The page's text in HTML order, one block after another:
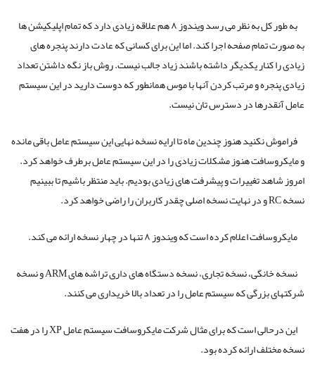
به طور کل به نظر می رسد ویندوز ۸ هم علاقه زیادی دارد که تمام اپلیکیشن ها
به صورت تمام صفحه اجرا کند. اما این برای کسانی که عادت دارند پنجره های
زیادی را کنار یکدیگر داشته باشند زیاد جالب نیست. روش باز نگه داشتن تعداد
زیادی پنجره و مرتب کردن آنها با موس همانطور که دوست دارید در این سیستم
عامل آنقدرها در دسترس تان نیست.
فراموش نکنید هنوز چندین ماه تا ارایه نسخه نهایی این سیستم عامل باقی مانده
و مایکروسافت هنوز مشکلات زیادی را در این سیستم عامل برطرف خواهد کرد.
امروز شاهد تغییرات و پیشرفت های زیادی بودیم. باید منتظر باشیم تا ببینیم
نسخه RC و در نهایت نسخه اصلی چقدر کاربران را راضی خواهد کرد.
مایکروسافت اعلام کرده است که ویندوز ۸ تنها در چهار نسخه ارائه می کند.
نسخه خانگی، نسخه تجاری، نسخه دستگاه های داری تراشه های ARM و نسخه
شرکتهای بزرگی که سیستم عامل را در تعداد بالا خریداری می کنند.
این درحالی است که برای مثال شرکت مایکروسافت سیستم عامل XP را در هفت
نسخه مختلف ارائه کرده بود.